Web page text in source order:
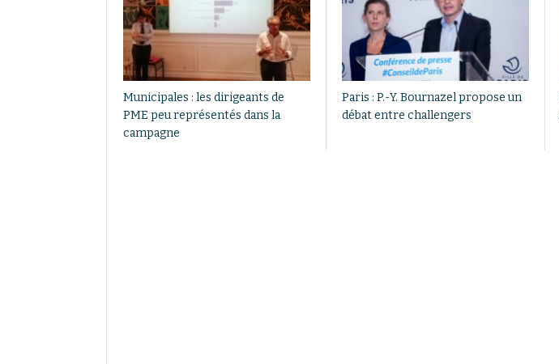
Municipales : les dirigeants de
PME peu représentés dans la
campagne
Paris : P.-Y. Bournazel propose un
débat entre challengers